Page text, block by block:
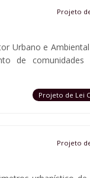
Projeto
Urbano e
de
Projeto de Lei
Projeto